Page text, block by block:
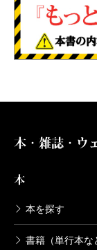
本・雑誌・ウ
本
本を探す
書籍（単行本な